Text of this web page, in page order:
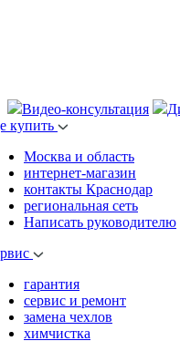
Видео-консультация
купить
Москва и область
интернет-магазин
контакты Краснодар
региональная сеть
Написать руководителю
гарантия
сервис и ремонт
замена чехлов
химчистка